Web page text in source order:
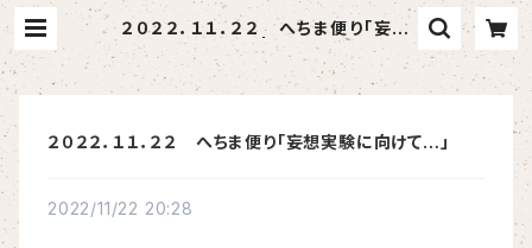
２０２２．１１．２２ へちま便り「妄想
実験に向けて…」 | へちま屋さはらん
２０２２．１１．２２ へちま便り「妄想実験に向けて…」
2022/11/22 20:28